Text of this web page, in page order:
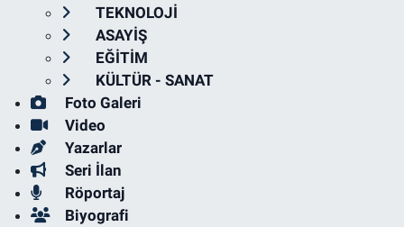
TEKNOLOJİ
ASAYİŞ
EĞİTİM
KÜLTÜR - SANAT
Foto Galeri
Video
Yazarlar
Seri İlan
Röportaj
Biyografi